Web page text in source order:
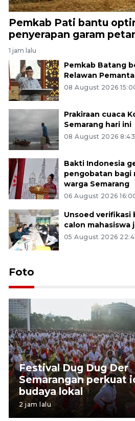
Pemkab Pati bantu
penyerapan garam
1 jam lalu
Pemkab Batang
Relawan
08 August 2026
Prakiraan cuaca
Semarang hari ini
08 August 2026
Bakti Indonesia
pengobatan bagi
warga Semarang
06 August 2026
Unsoed verifikasi
calon mahasiswa
05 August 2026
Foto
Festival Dug Dug Der
Semarangan perkuat
budaya lokal
2 jam lalu